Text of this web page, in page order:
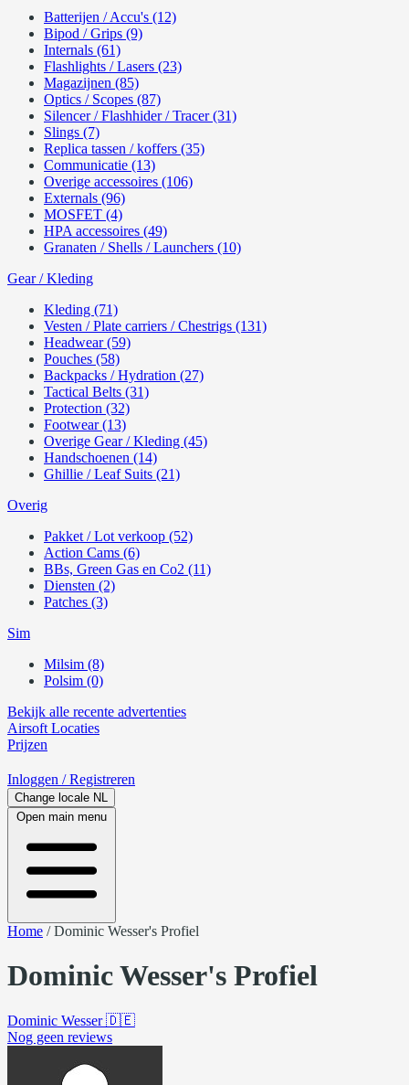
Batterijen / Accu's (12)
Bipod / Grips (9)
Internals (61)
Flashlights / Lasers (23)
Magazijnen (85)
Optics / Scopes (87)
Silencer / Flashhider / Tracer (31)
Slings (7)
Replica tassen / koffers (35)
Communicatie (13)
Overige accessoires (106)
Externals (96)
MOSFET (4)
HPA accessoires (49)
Granaten / Shells / Launchers (10)
Gear / Kleding
Kleding (71)
Vesten / Plate carriers / Chestrigs (131)
Headwear (59)
Pouches (58)
Backpacks / Hydration (27)
Tactical Belts (31)
Protection (32)
Footwear (13)
Overige Gear / Kleding (45)
Handschoenen (14)
Ghillie / Leaf Suits (21)
Overig
Pakket / Lot verkoop (52)
Action Cams (6)
BBs, Green Gas en Co2 (11)
Diensten (2)
Patches (3)
Sim
Milsim (8)
Polsim (0)
Bekijk alle recente advertenties
Airsoft Locaties
Prijzen
Inloggen / Registreren
Change locale NL
Open main menu
Home /Dominic Wesser's Profiel
Dominic Wesser's Profiel
Dominic Wesser🇩🇪
Nog geen reviews